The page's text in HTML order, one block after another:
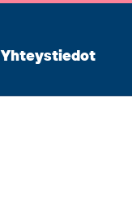
Yhteystiedot